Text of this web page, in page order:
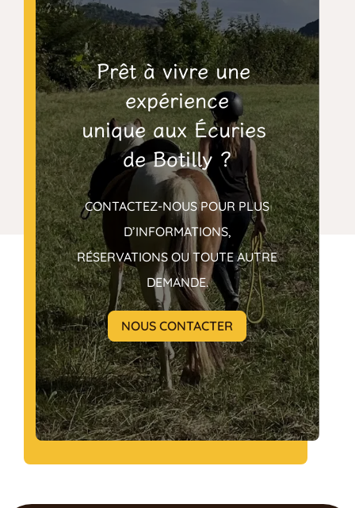
Prêt à vivre une
expérience
unique aux Écuries
de Botilly ?
CONTACTEZ-NOUS POUR PLUS
D’INFORMATIONS,
RÉSERVATIONS OU TOUTE AUTRE
DEMANDE.
NOUS CONTACTER